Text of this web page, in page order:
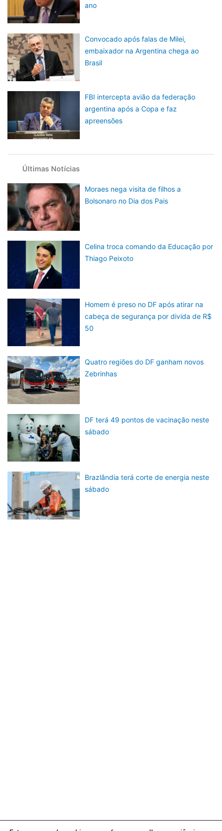
ano
Convocado após falas de Milei,
embaixador na Argentina chega ao
Brasil
FBI intercepta avião da federação
argentina após a Copa e faz
apreensões
Últimas Notícias
Moraes nega visita de filhos a
Bolsonaro no Dia dos Pais
Celina troca comando da Educação por
Thiago Peixoto
Homem é preso no DF após atirar na
cabeça de segurança por divida de R$
50
Quatro regiões do DF ganham novos
Zebrinhas
DF terá 49 pontos de vacinação neste
sábado
Brazlândia terá corte de energia neste
sábado